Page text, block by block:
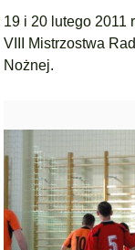
19 i 20 lutego 2011
VIII Mistrzostwa
Nożnej.